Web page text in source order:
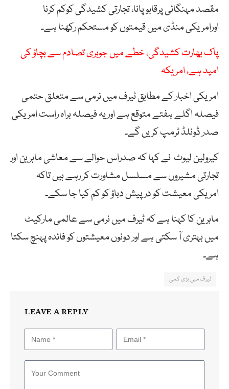
مقصد مہنگائی پرقابو پانا، تجارتی کشیدگی کوکم کرنا
اورامریکی منڈی میں قیمتوں کو مستحکم رکھنا ہے۔
پاک بھارت کشیدگی، خطے میں جوہری تصادم سے بچاؤ کی
امید ہے، امریکہ
امریکی اخبار کے مطابق ٹیرف میں نرمی سے متعلق حتمی
فیصلہ اگلے ہفتے متوقع ہے اور یہ فیصلہ براہ راست امریکی
صدر ڈونلڈ ٹرمپ کریں گے۔
کیرولین لیوٹ نے کہا کہ صدراس حوالے سے معاشی ماہرین اور
تجارتی مشیروں سے مسلسل مشاورت کر رہے ہیں تاکہ
امریکی معیشت کو درپیش دباؤ کو کم کیا جا سکے۔
ماہرین کا کہنا ہے کہ ٹیرف میں نرمی سے عالمی مارکیٹ
میں بہتری آ سکتی ہے اور دونوں معیشتوں کو فائدہ پہنچ سکتا
ہے۔
ٹیرف میں بڑی کمی
LEAVE A REPLY